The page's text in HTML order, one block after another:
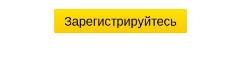
Зарегистрируйтесь